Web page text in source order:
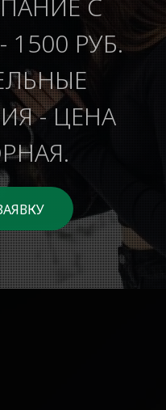
С
РУБ.
- ЦЕНА